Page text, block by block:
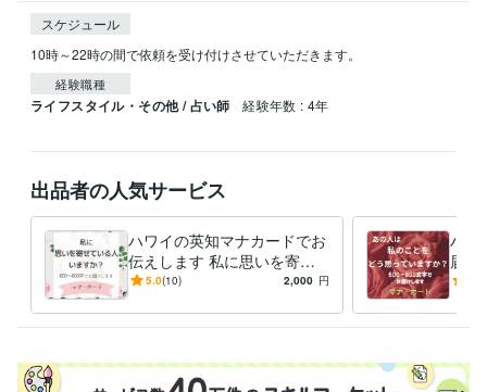
スケジュール
10時～22時の間で依頼を受け付けさせていただきます。
経験職種
ライフスタイル・その他 / 占い師 経験年数 : 4年
出品者の人気サービス
ハワイの英知マナカードでお
伝えします 私に思いを寄せ
ている人はいますか？
5.0(10) 2,000 円
ハワ
届け
とを